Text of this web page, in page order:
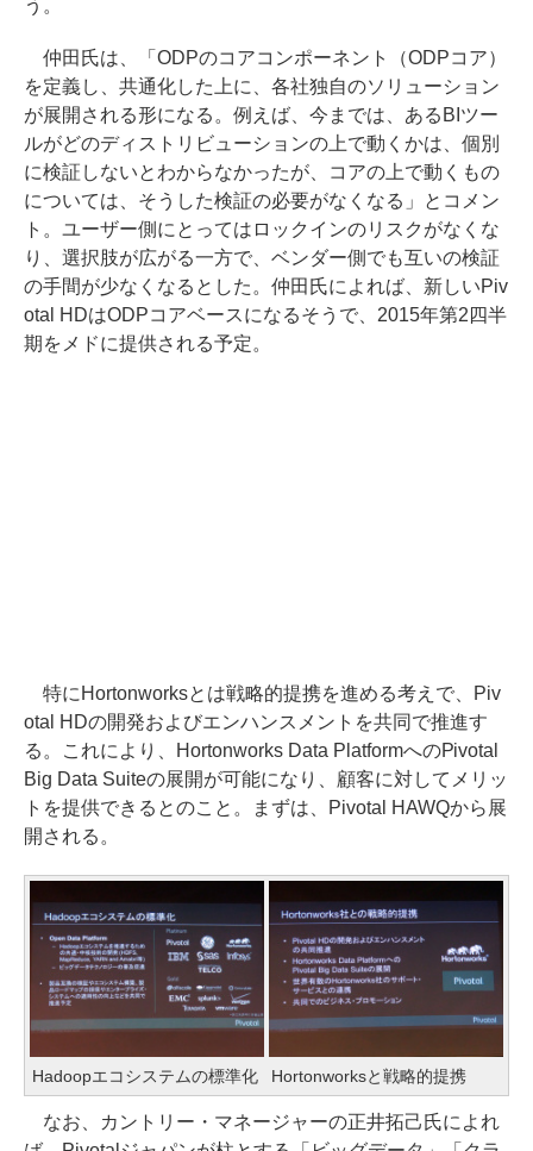
う。
仲田氏は、「ODPのコアコンポーネント（ODPコア）
を定義し、共通化した上に、各社独自のソリューション
が展開される形になる。例えば、今までは、あるBIツー
ルがどのディストリビューションの上で動くかは、個別
に検証しないとわからなかったが、コアの上で動くもの
については、そうした検証の必要がなくなる」とコメン
ト。ユーザー側にとってはロックインのリスクがなくな
り、選択肢が広がる一方で、ベンダー側でも互いの検証
の手間が少なくなるとした。仲田氏によれば、新しいPiv
otal HDはODPコアベースになるそうで、2015年第2四半
期をメドに提供される予定。
特にHortonworksとは戦略的提携を進める考えで、Piv
otal HDの開発およびエンハンスメントを共同で推進す
る。これにより、Hortonworks Data PlatformへのPivotal
Big Data Suiteの展開が可能になり、顧客に対してメリッ
トを提供できるとのこと。まずは、Pivotal HAWQから展
開される。
Hadoopエコシステムの標準化 Hortonworksと戦略的提携
なお、カントリー・マネージャーの正井拓己氏によれ